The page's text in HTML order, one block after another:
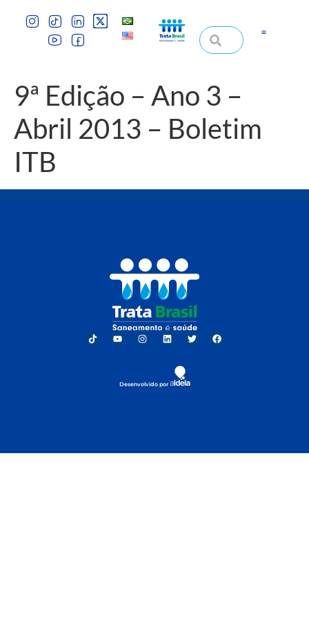
9ª Edição – Ano 3 –
Abril 2013 – Boletim
ITB
Desenvolvido por